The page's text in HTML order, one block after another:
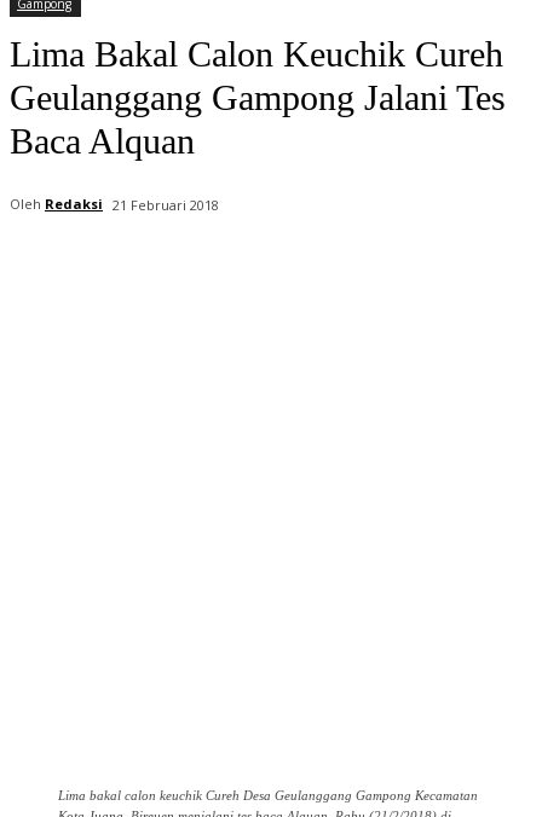
Lima Bakal Calon Keuchik Cureh
Geulanggang Gampong Jalani Tes
Baca Alquan
Oleh Redaksi 21 Februari 2018
Lima bakal calon keuchik Cureh Desa Geulanggang Gampong Kecamatan